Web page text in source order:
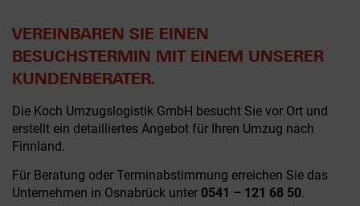
VEREINBAREN SIE EINEN
BESUCHSTERMIN MIT EINEM UNSERER
KUNDENBERATER.
Die Koch Umzugslogistik GmbH besucht Sie vor Ort und
erstellt ein detailliertes Angebot für Ihren Umzug nach
Finnland.
Für Beratung oder Terminabstimmung erreichen Sie das
Unternehmen in Osnabrück unter 0541 – 121 68 50.